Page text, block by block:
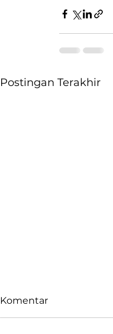
Postingan Terakhir
Komentar